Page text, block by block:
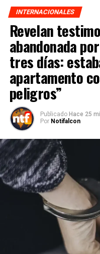
INTERNACIONALES
Revelan
abandonada
tres días:
apartamento
peligros”
Publicado Hace 25
Por Notifalcon